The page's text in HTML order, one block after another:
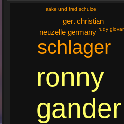
ronny
gander
schlager
neuzelle germany
gert christian
anke und fred schulze
rudy